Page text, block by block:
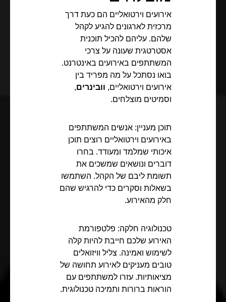
אירועים וירטואליים הם כעת דרך
מרכזית לארגונים להגיע לקהל
שלהם. עליהם להכיל תוכנית
אסטרטגית שעונה על צרכי
המשתתפים באירועים באינטרנט.
בואו נסתכל על מה מפריד בין
אירועים וירטואליים,וובינרים,
וסמיטים מוצלחים.
תוכן מעניין: אנשים המשתתפים
באירועים וירטואליים רוצים תוכן
איכותי שמלמד ומעודד. בחרו
דוברים ונושאים שמשכים את
תשומת ליבם של הקהל. השתמשו
בשאלות וסקרים כדי להרגיש שהם
חלק מהאירוע.
טכנולוגיה חלקה: פלטפורמת
האירוע שלכם חייבת להיות קלה
לשימוש ואמינה. צליל וויזואלים
טובים מעניקים לאירוע תחושה של
מציאותיות. עזרו למשתתפים עם
הוראות ברורות ותמיכה טכנולוגית.